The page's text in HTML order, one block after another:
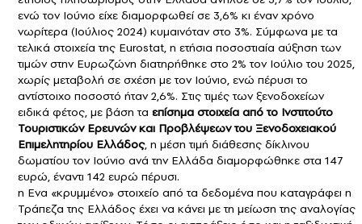
ενώ τον Ιούνιο είχε διαμορφωθεί σε 3,6% κι έναν χρόνο
νωρίτερα (Ιούλιος 2024) κυμαινόταν στο 3%. Σύμφωνα με τα
τελικά στοιχεία της Eurostat, η ετήσια ποσοστιαία αύξηση των
τιμών στην Ευρωζώνη διατηρήθηκε στο 2% τον Ιούλιο του 2025,
χωρίς μεταβολή σε σχέση με τον Ιούνιο, ενώ πέρυσι το
αντίστοιχο ποσοστό ήταν 2,6%. Στις τιμές των ξενοδοχείων
ειδικά φέτος, με βάση τα επίσημα στοιχεία από το Ινστιτούτο
Τουριστικών Ερευνών και Προβλέψεων του Ξενοδοχειακού
Επιμελητηρίου Ελλάδος, η μέση τιμή διάθεσης δίκλινου
δωματίου τον Ιούνιο ανά την Ελλάδα διαμορφώθηκε στα 147
ευρώ, έναντι 142 ευρώ πέρυσι.
n Ενα «κρυμμένο» στοιχείο από τα δεδομένα που καταγράφει η
Τράπεζα της Ελλάδος έχει να κάνει με τη μείωση της αναλογίας